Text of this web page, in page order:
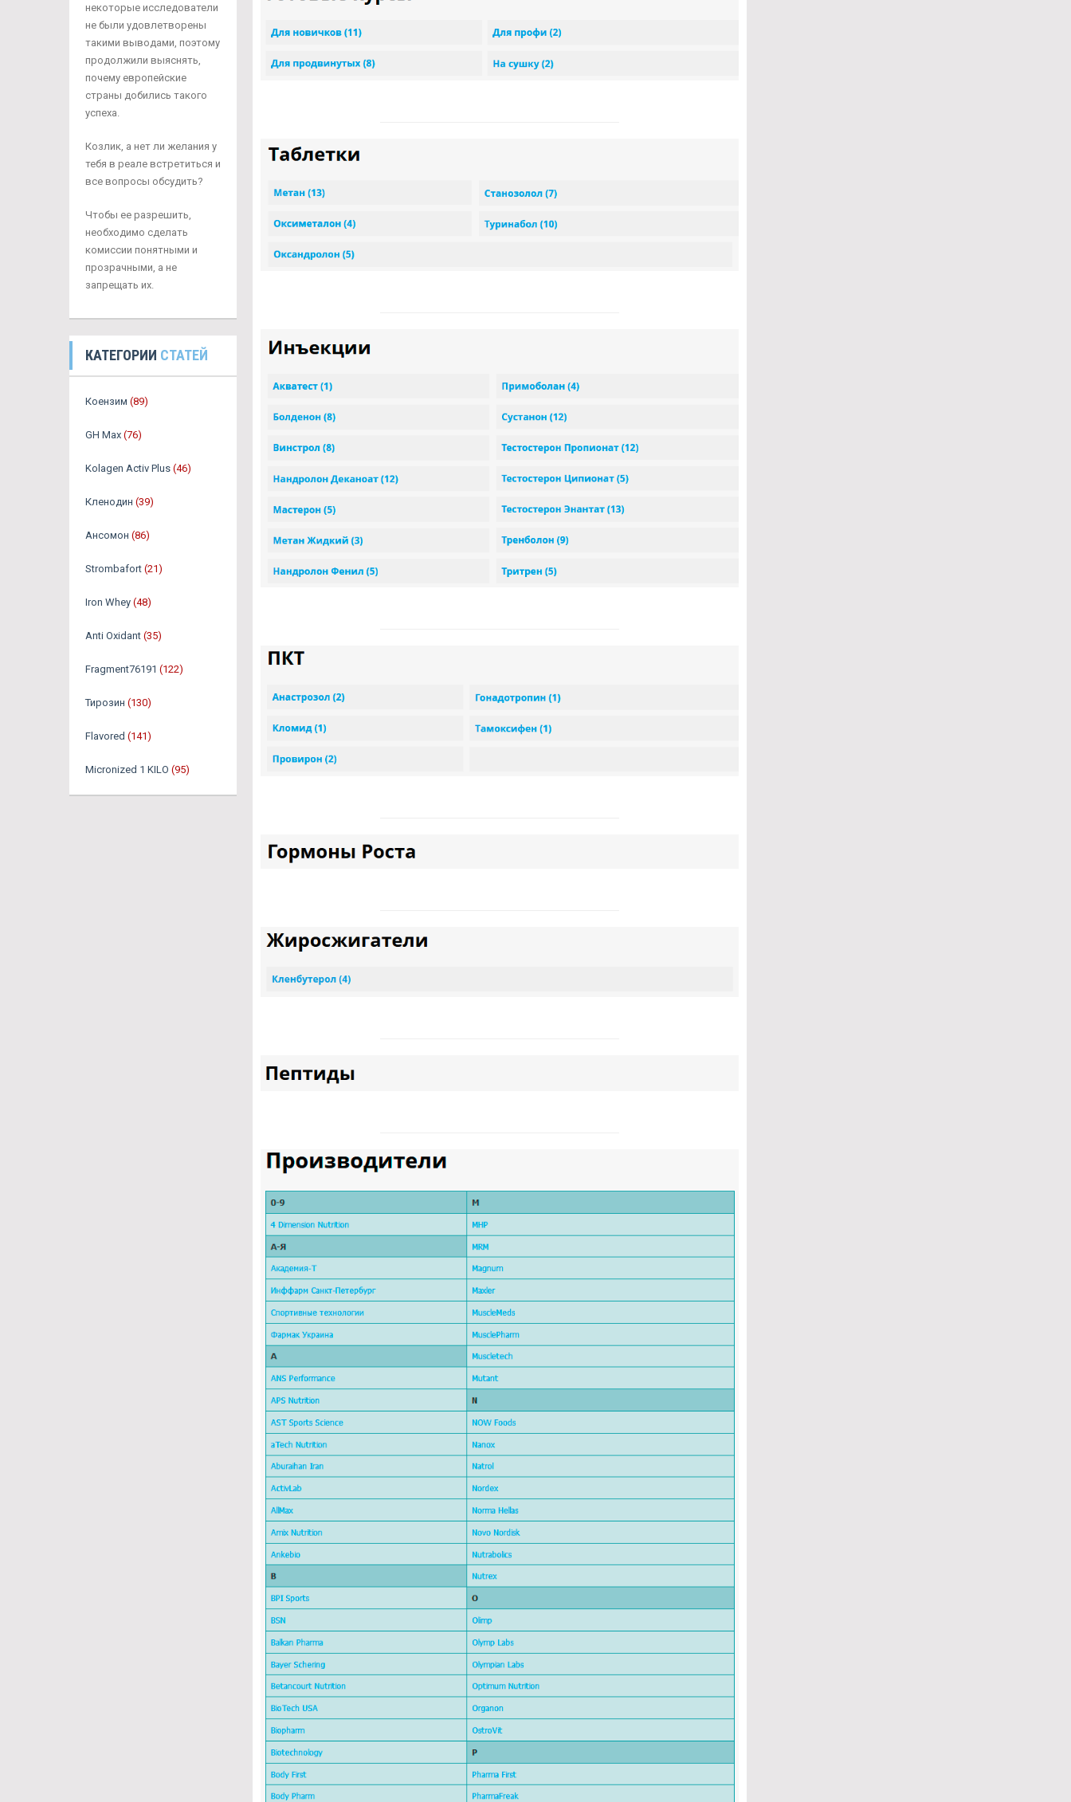
некоторые исследователи
не были удовлетворены
такими выводами, поэтому
продолжили выяснять,
почему европейские
страны добились такого
успеха.
Козлик, а нет ли желания у
тебя в реале встретиться и
все вопросы обсудить?
Чтобы ее разрешить,
необходимо сделать
комиссии понятными и
прозрачными, а не
запрещать их.
КАТЕГОРИИ СТАТЕЙ
Коензим (89)
GH Max (76)
Kolagen Activ Plus (46)
Кленодин (39)
Ансомон (86)
Strombafort (21)
Iron Whey (48)
Anti Oxidant (35)
Fragment76191 (122)
Тирозин (130)
Flavored (141)
Micronized 1 KILO (95)